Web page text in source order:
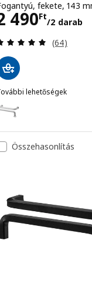
fekete, 143
490Ft
/2 darab
2490Ft/
(64)
lehetőségek
Összehasonlítás